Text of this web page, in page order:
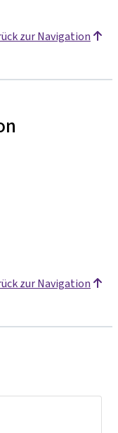
zur Navigation
zur Navigation